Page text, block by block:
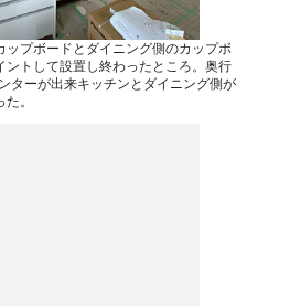
ップボードとダイニング側のカップボ
ントして設置し終わったところ。奥行
ターが出来キッチンとダイニング側が
。